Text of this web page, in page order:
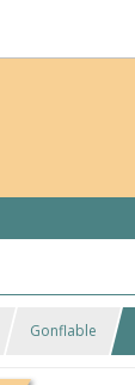
Gonflable